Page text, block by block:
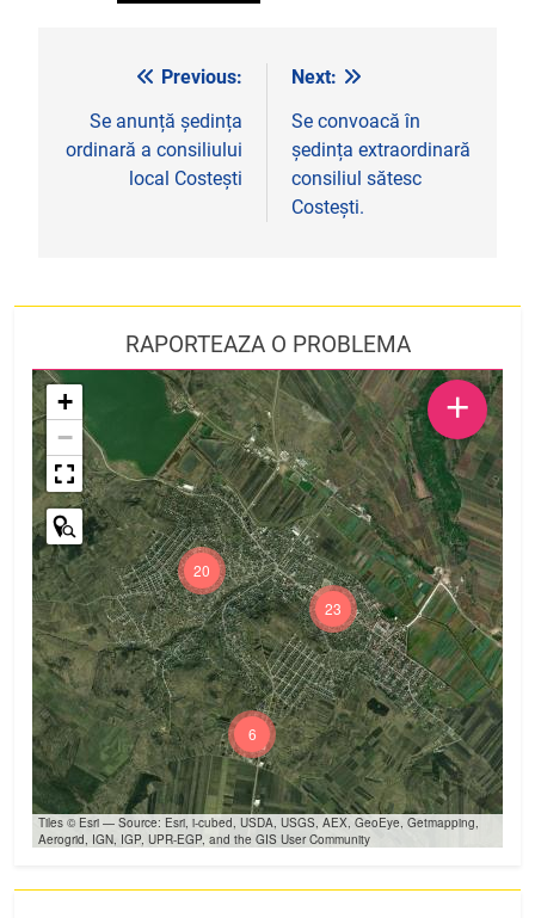
Navigare
articole
Previous:
Se anunță ședința
ordinară a consiliului
local Costești
Next:
Se convoacă în
ședința extraordinară
consiliul sătesc
Costești.
RAPORTEAZA O PROBLEMA
23
20
6
+
−
Tiles © Esri — Source: Esri, i-cubed, USDA, USGS, AEX, GeoEye, Getmapping,
Aerogrid, IGN, IGP, UPR-EGP, and the GIS User Community
+